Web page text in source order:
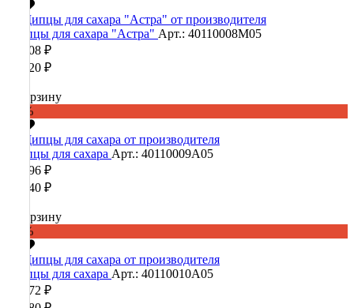
Щипцы для сахара "Астра" Арт.: 40110008М05
13 008 ₽
32 520 ₽
В корзину
-60%
Щипцы для сахара Арт.: 40110009А05
14 096 ₽
35 240 ₽
В корзину
-60%
Щипцы для сахара Арт.: 40110010А05
13 672 ₽